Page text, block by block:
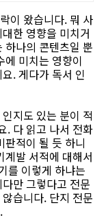
이 왔습니다. 뭐 사
한 영향을 미치거
하나의 콘텐츠일 뿐
에 미치는 영향이
. 게다가 독서 인
지도 있는 분이 적
. 다 읽고 나서 전화
판적이 될 듯 하니
계발 서적에 대해서
를 이렇게 하냐는
만 그렇다고 전문
습니다. 단지 전문